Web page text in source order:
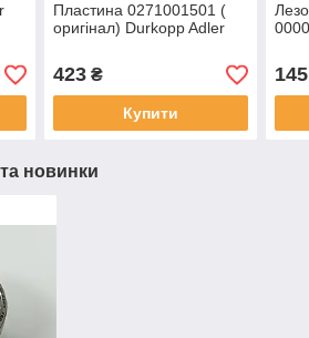
Пластина 0271001501 (
оригінал) Durkopp Adler
423₴
Купити
145
та новинки